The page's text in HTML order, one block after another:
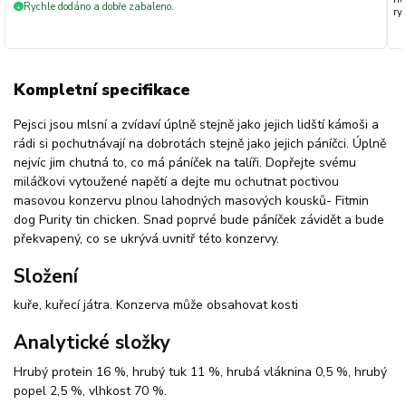
+ Rychle dodáno a dobře zabaleno.
Kompletní specifikace
Pejsci jsou mlsní a zvídaví úplně stejně jako jejich lidští kámoši a
rádi si pochutnávají na dobrotách stejně jako jejich páníčci. Úplně
nejvíc jim chutná to, co má páníček na talíři. Dopřejte svému
miláčkovi vytoužené napětí a dejte mu ochutnat poctivou
masovou konzervu plnou lahodných masových kousků- Fitmin
dog Purity tin chicken. Snad poprvé bude páníček závidět a bude
překvapený, co se ukrývá uvnitř této konzervy.
Složení
kuře, kuřecí játra. Konzerva může obsahovat kosti
Analytické složky
Hrubý protein 16 %, hrubý tuk 11 %, hrubá vláknina 0,5 %, hrubý
popel 2,5 %, vlhkost 70 %.